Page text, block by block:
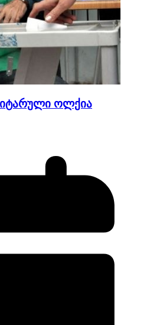
ოლქია